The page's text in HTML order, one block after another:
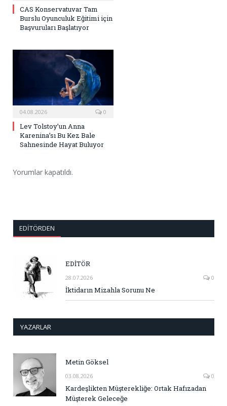
CAS Konservatuvar Tam
Burslu Oyunculuk Eğitimi için
Başvuruları Başlatıyor
04.08.2026 0
Lev Tolstoy’un Anna
Karenina’sı Bu Kez Bale
Sahnesinde Hayat Buluyor
Yorumlar kapatıldı.
EDITÖRDEN
EDİTÖR
28.07.2026 0
İktidarın Mizahla Sorunu Ne
YAZARLAR
Metin Göksel
03.08.2026 0
Kardeşlikten Müşterekliğe: Ortak Hafızadan
Müşterek Geleceğe